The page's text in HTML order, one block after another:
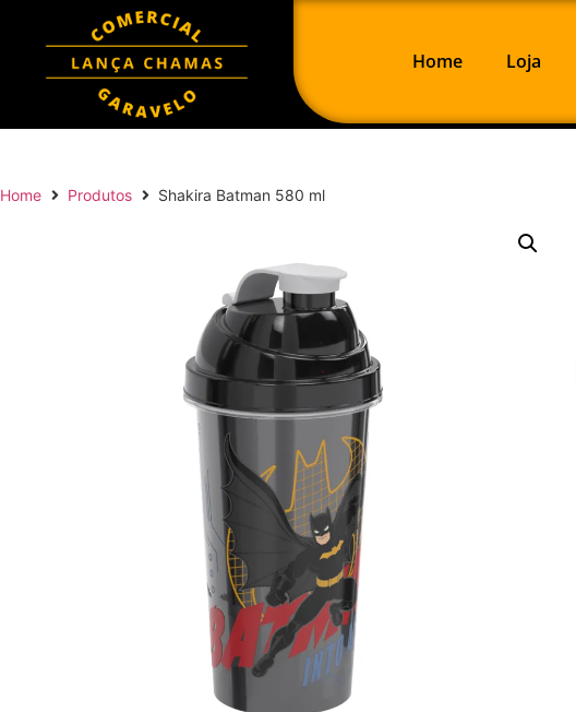
Home Loja
Home Produtos Shakira Batman 580 ml